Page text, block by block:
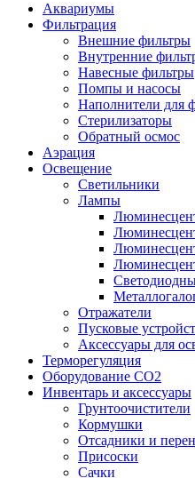
Аквариумы
Фильтрация
Внешние фильтры
Внутренние
Навесные фильтры
Помпы и насосы
Наполнители для
Стерилизаторы
Обратный осмос
Аэрация
Освещение
Светильники
Лампы
Отражатели
Пусковые
Аксессуары для
Терморегуляция
Оборудование CO2
Инвентарь и аксессуары
Грунтоочистители
Кормушки
Отсадники и
Присоски
Сачки